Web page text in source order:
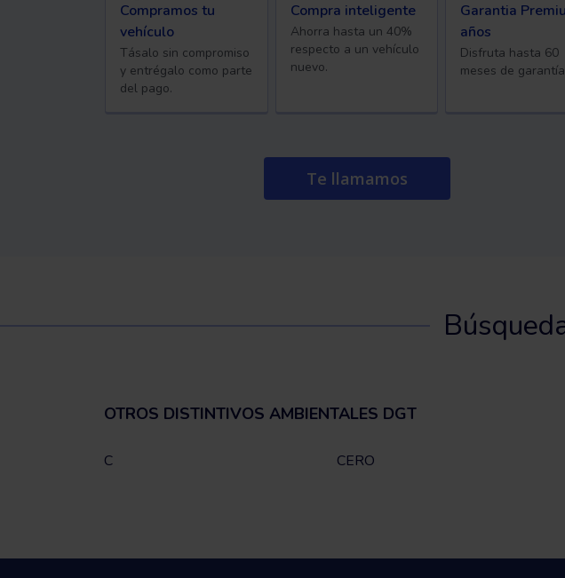
Compramos tu
vehículo
Tásalo sin compromiso
y entrégalo como parte
del pago.
Compra inteligente
Ahorra hasta un 40%
respecto a un vehículo
nuevo.
Garantia
años
Disfruta hasta 60
meses de
Te llamamos
OTROS DISTINTIVOS AMBIENTALES DGT
C CERO